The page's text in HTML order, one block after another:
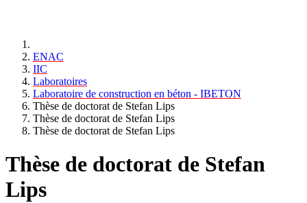
ENAC
IIC
Laboratoires
Laboratoire de construction en béton - IBETON
Thèse de doctorat de Stefan Lips
Thèse de doctorat de Stefan Lips
Thèse de doctorat de Stefan Lips
Thèse de doctorat de Stefan
Lips